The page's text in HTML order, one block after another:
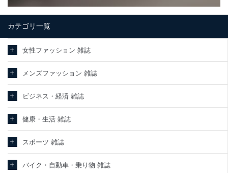
カテゴリ一覧
女性ファッション 雑誌
メンズファッション 雑誌
ビジネス・経済 雑誌
健康・生活 雑誌
スポーツ 雑誌
バイク・自動車・乗り物 雑誌